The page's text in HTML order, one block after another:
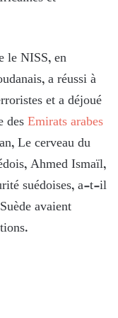
le NISS, en
a réussi à
et a déjoué
desEmirats arabes
Le cerveau du
Ahmed Ismaïl,
suédoises, a-t-il
avaient